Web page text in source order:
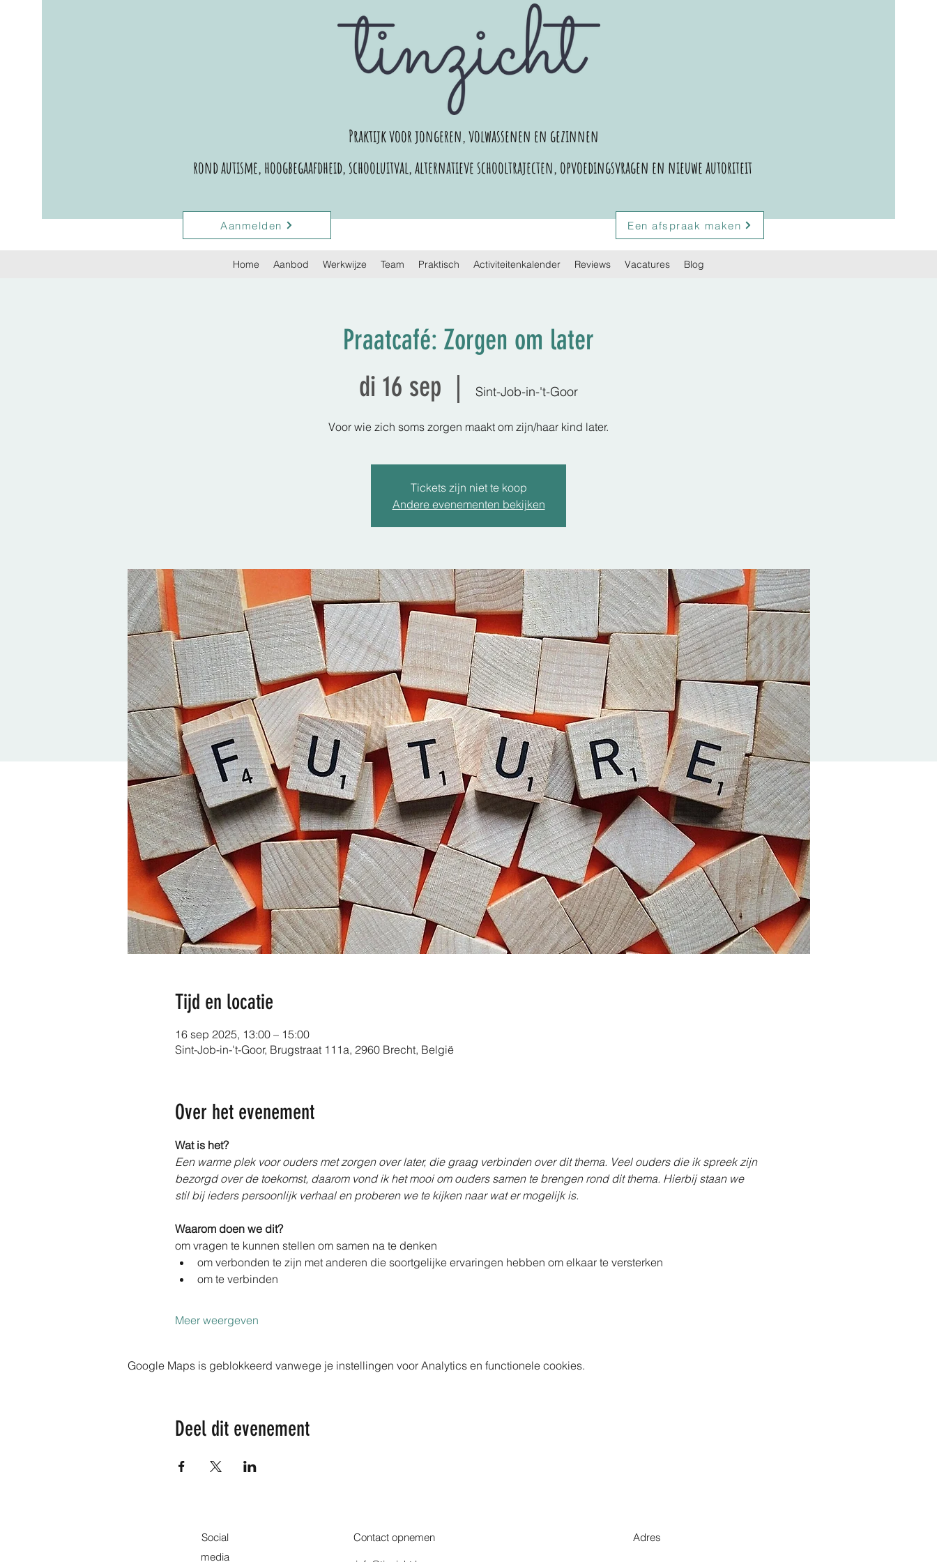
Praktijk voor jongeren, volwassenen en gezinnen
rond autisme, hoogbegaafdheid, schooluitval, alternatieve schooltrajecten, opvoedingsvragen en nieuwe autoriteit
Een afspraak maken
Aanmelden
Home Aanbod Werkwijze Team Praktisch Activiteitenkalender Reviews Vacatures Blog
Praatcafé: Zorgen om later
di 16 sep
Sint-Job-in-'t-Goor
Voor wie zich soms zorgen maakt om zijn/haar kind later.
Tickets zijn niet te koop
Andere evenementen bekijken
Tijd en locatie
16 sep 2025, 13:00 – 15:00
Sint-Job-in-'t-Goor, Brugstraat 111a, 2960 Brecht, België
Over het evenement
Wat is het?
Een warme plek voor ouders met zorgen over later, die graag verbinden over dit thema. Veel ouders die ik spreek zijn
bezorgd over de toekomst, daarom vond ik het mooi om ouders samen te brengen rond dit thema. Hierbij staan we
stil bij ieders persoonlijk verhaal en proberen we te kijken naar wat er mogelijk is.
Waarom doen we dit?
om vragen te kunnen stellen om samen na te denken
om verbonden te zijn met anderen die soortgelijke ervaringen hebben om elkaar te versterken
om te verbinden
Meer weergeven
Google Maps is geblokkeerd vanwege je instellingen voor Analytics en functionele cookies.
Deel dit evenement
Social
media
Contact opnemen Adres